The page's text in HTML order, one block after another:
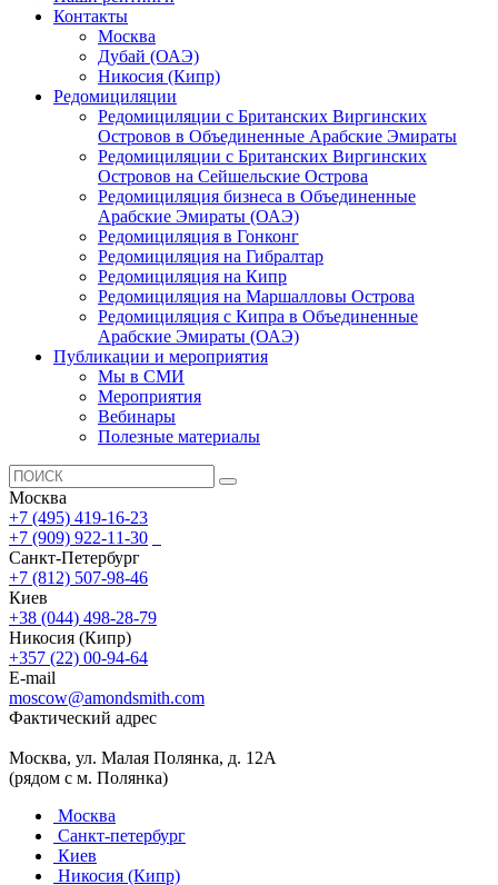
Контакты
Москва
Дубай (ОАЭ)
Никосия (Кипр)
Редомициляции
Редомициляции с Британских Виргинских
Островов в Объединенные Арабские Эмираты
Редомициляции с Британских Виргинских
Островов на Сейшельские Острова
Редомициляция бизнеса в Объединенные
Арабские Эмираты (ОАЭ)
Редомициляция в Гонконг
Редомициляция на Гибралтар
Редомициляция на Кипр
Редомициляция на Маршалловы Острова
Редомициляция с Кипра в Объединенные
Арабские Эмираты (ОАЭ)
Публикации и мероприятия
Мы в СМИ
Мероприятия
Вебинары
Полезные материалы
Москва
+7 (495) 419-16-23
+7 (909) 922-11-30
Санкт-Петербург
+7 (812) 507-98-46
Киев
+38 (044) 498-28-79
Никосия (Кипр)
+357 (22) 00-94-64
E-mail
moscow@amondsmith.com
Фактический адрес
Москва, ул. Малая Полянка, д. 12А
(рядом с м. Полянка)
Москва
Санкт-петербург
Киев
Никосия (Кипр)